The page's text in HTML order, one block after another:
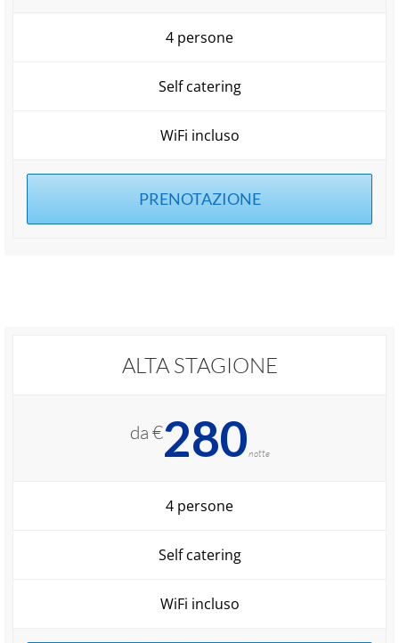
4 persone
Self catering
WiFi incluso
PRENOTAZIONE
ALTA STAGIONE
da €280notte
4 persone
Self catering
WiFi incluso